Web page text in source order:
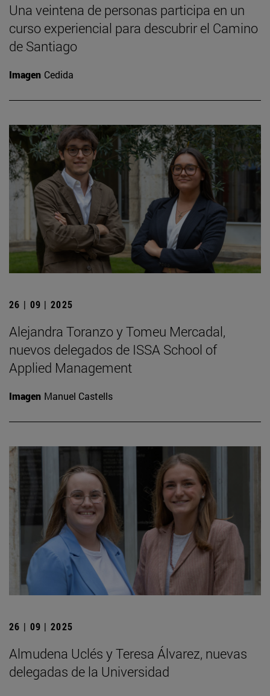
Una veintena de personas participa en un
curso experiencial para descubrir el Camino
de Santiago
Imagen Cedida
26 | 09 | 2025
Alejandra Toranzo y Tomeu Mercadal,
nuevos delegados de ISSA School of
Applied Management
Imagen Manuel Castells
26 | 09 | 2025
Almudena Uclés y Teresa Álvarez, nuevas
delegadas de la Universidad